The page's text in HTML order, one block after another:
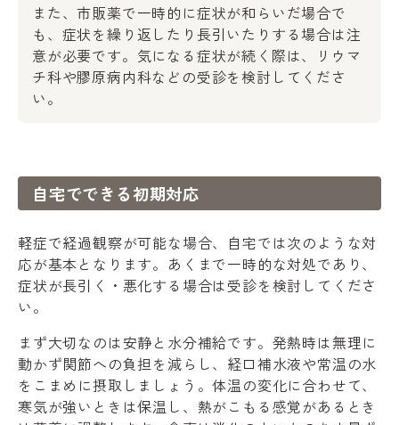
また、市販薬で一時的に症状が和らいだ場合で
も、症状を繰り返したり長引いたりする場合は注
意が必要です。気になる症状が続く際は、リウマ
チ科や膠原病内科などの受診を検討してくださ
い。
自宅でできる初期対応
軽症で経過観察が可能な場合、自宅では次のような対
応が基本となります。あくまで一時的な対処であり、
症状が長引く・悪化する場合は受診を検討してくださ
い。
まず大切なのは安静と水分補給です。発熱時は無理に
動かず関節への負担を減らし、経口補水液や常温の水
をこまめに摂取しましょう。体温の変化に合わせて、
寒気が強いときは保温し、熱がこもる感覚があるとき